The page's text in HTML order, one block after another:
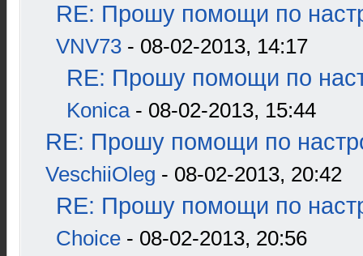
RE: Прошу помощи по
VNV73 - 08-02-2013, 14:17
RE: Прошу помощи по
Konica- 08-02-2013, 15:44
RE: Прошу помощи по
VeschiiOleg - 08-02-2013, 20:42
RE: Прошу помощи по
Choice - 08-02-2013, 20:56